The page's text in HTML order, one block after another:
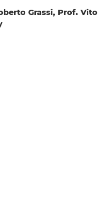
Grassi, Prof. Vito